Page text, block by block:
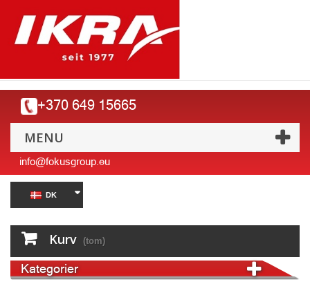
+370 649 15665
MENU
info@fokusgroup.eu
DK
Kurv (tom)
Kategorier